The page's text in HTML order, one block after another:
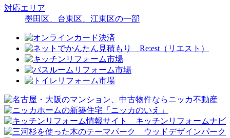
対応エリア
墨田区、台東区、江東区の一部